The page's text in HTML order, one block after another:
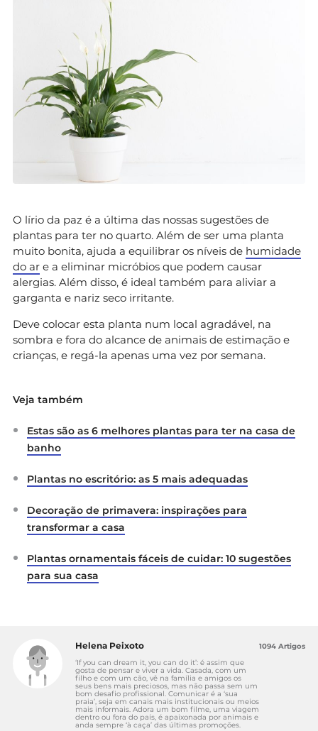
O lírio da paz é a última das nossas sugestões de
plantas para ter no quarto. Além de ser uma planta
muito bonita, ajuda a equilibrar os níveis de humidade
do ar e a eliminar micróbios que podem causar
alergias. Além disso, é ideal também para aliviar a
garganta e nariz seco irritante.
Deve colocar esta planta num local agradável, na
sombra e fora do alcance de animais de estimação e
crianças, e regá-la apenas uma vez por semana.
Veja também
Estas são as 6 melhores plantas para ter na casa de
banho
Plantas no escritório: as 5 mais adequadas
Decoração de primavera: inspirações para
transformar a casa
Plantas ornamentais fáceis de cuidar: 10 sugestões
para sua casa
Helena Peixoto
‘If you can dream it, you can do it’: é assim que
gosta de pensar e viver a vida. Casada, com um
filho e com um cão, vê na família e amigos os
seus bens mais preciosos, mas não passa sem um
bom desafio profissional. Comunicar é a ‘sua
praia’, seja em canais mais institucionais ou meios
mais informais. Adora um bom filme, uma viagem
dentro ou fora do país, é apaixonada por animais e
anda sempre ‘à caça’ das últimas promoções.
1094 Artigos